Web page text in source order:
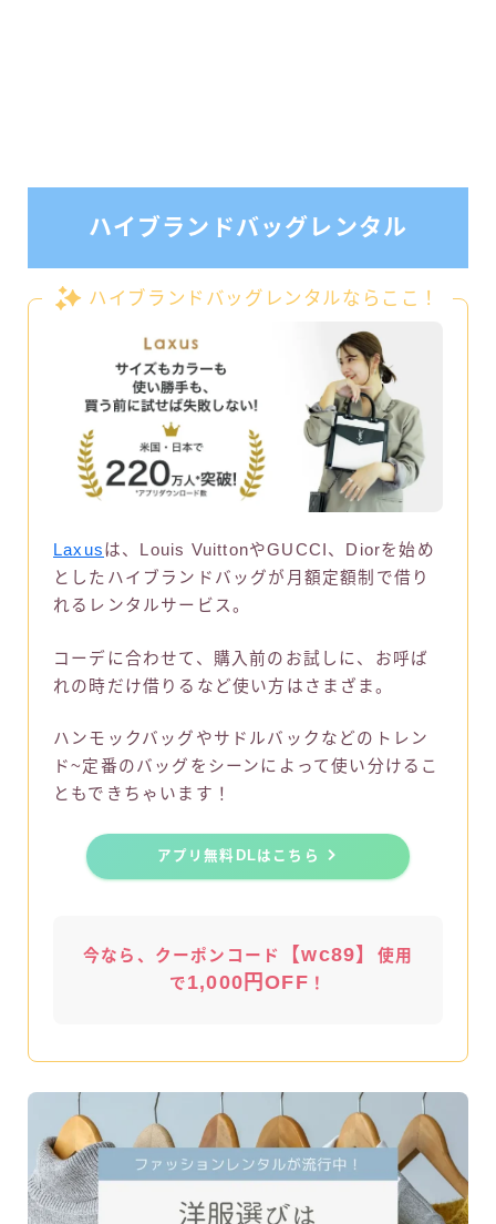
ハイブランドバッグレンタル
ハイブランドバッグレンタルならここ！
Laxusは、Louis VuittonやGUCCI、Diorを始め
としたハイブランドバッグが月額定額制で借り
れるレンタルサービス。
コーデに合わせて、購入前のお試しに、お呼ば
れの時だけ借りるなど使い方はさまざま。
ハンモックバッグやサドルバックなどのトレン
ド~定番のバッグをシーンによって使い分けるこ
ともできちゃいます！
アプリ無料DLはこちら
今なら、クーポンコード 【wc89】
使用
で1,000円OFF ！